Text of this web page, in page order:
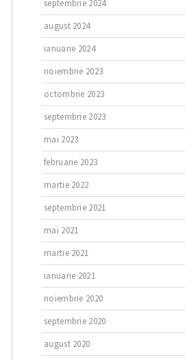
septembrie 2024
august 2024
ianuarie 2024
noiembrie 2023
octombrie 2023
septembrie 2023
mai 2023
februarie 2023
martie 2022
septembrie 2021
mai 2021
martie 2021
ianuarie 2021
noiembrie 2020
septembrie 2020
august 2020